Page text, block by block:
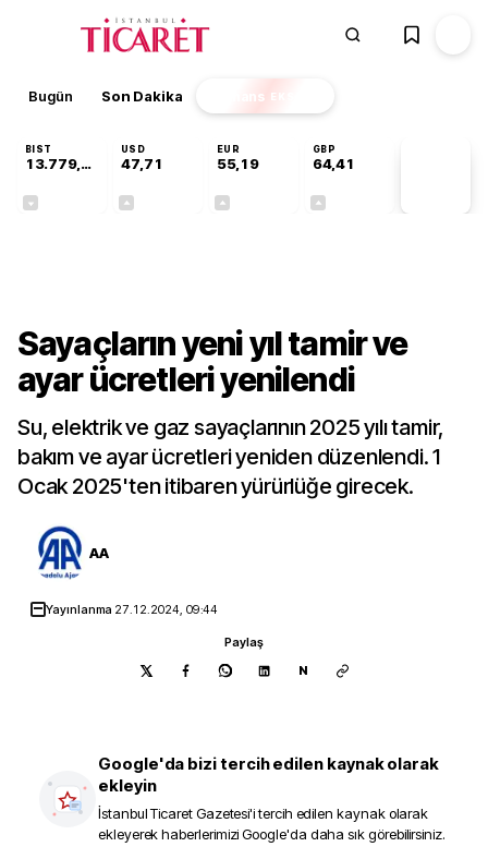
Bugün Son Dakika Finans EKSTRA
BIST
13.779,39
USD
47,71
EUR
55,19
GBP
64,41
Sayaçların yeni yıl tamir ve
ayar ücretleri yenilendi
Su, elektrik ve gaz sayaçlarının 2025 yılı tamir,
bakım ve ayar ücretleri yeniden düzenlendi. 1
Ocak 2025'ten itibaren yürürlüğe girecek.
AA
Yayınlanma 27.12.2024, 09:44
Paylaş
N
Google'da bizi tercih edilen kaynak olarak
ekleyin
İstanbul Ticaret Gazetesi'i tercih edilen kaynak olarak
ekleyerek haberlerimizi Google'da daha sık görebilirsiniz.